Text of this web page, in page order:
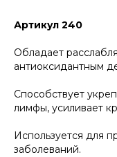
Артикул 240
Обладает
антиоксидантным
Способствует
лимфы, усиливает
Используется для
заболеваний.